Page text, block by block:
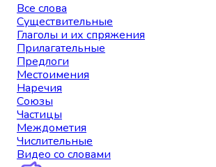
Все слова
Существительные
Глаголы и их спряжения
Прилагательные
Предлоги
Местоимения
Наречия
Союзы
Частицы
Междометия
Числительные
Видео со словами